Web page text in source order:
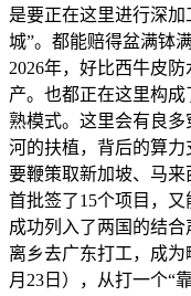
是要正在这里进行深
城”。都能赔得盆满钵
2026年，好比西牛皮
产。也都正在这里构
熟模式。这里会有良
河的扶植，背后的算
要鞭策取新加坡、马来
首批签了15个项目，
成功列入了两国的结
离乡去广东打工，成
月23日），从打一个“